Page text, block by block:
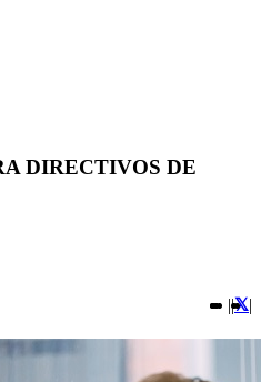
DIRECTIVOS DE
|| |